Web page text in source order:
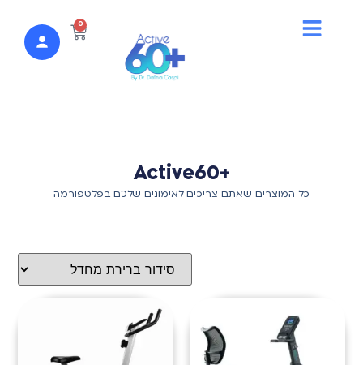
0
+Active60
כל המוצרים שאתם צריכים לאימונים שלכם בפלטפורמה